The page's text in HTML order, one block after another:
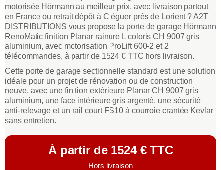
motorisée Hörmann au meilleur prix, avec livraison partout
en France ou retrait dépôt à Cléguer près de Lorient ? A2T
DISTRIBUTIONS vous propose la porte de garage Hörmann
RenoMatic finition Planar rainure L coloris CH 9007 gris
aluminium, avec motorisation ProLift 600-2 et 2
télécommandes, à partir de 1524 € TTC hors livraison.
Cette porte de garage sectionnelle standard est une solution
idéale pour un projet de rénovation ou de construction
neuve, avec une finition extérieure Planar CH 9007 gris
aluminium, une face intérieure gris argenté, une sécurité
anti-relevage et un rail court FS10 à courroie crantée Kevlar
sans entretien.
À partir de 1524 € TTC
Hors livraison